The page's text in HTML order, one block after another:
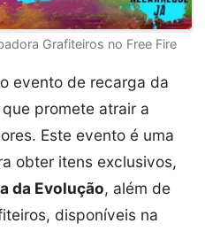
Grafiteiros no Free Fire
evento de recarga da
que promete atrair a
Este evento é uma
obter itens exclusivos,
da Evolução, além de
disponíveis na